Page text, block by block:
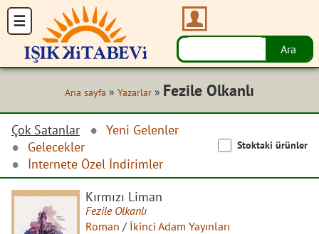
Ana sayfa » Yazarlar » Fezile Olkanlı
Çok Satanlar
Yeni Gelenler
Gelecekler
İnternete Özel İndirimler
Stoktaki ürünler
Kırmızı Liman
Fezile Olkanlı
Roman / İkinci Adam Yayınları